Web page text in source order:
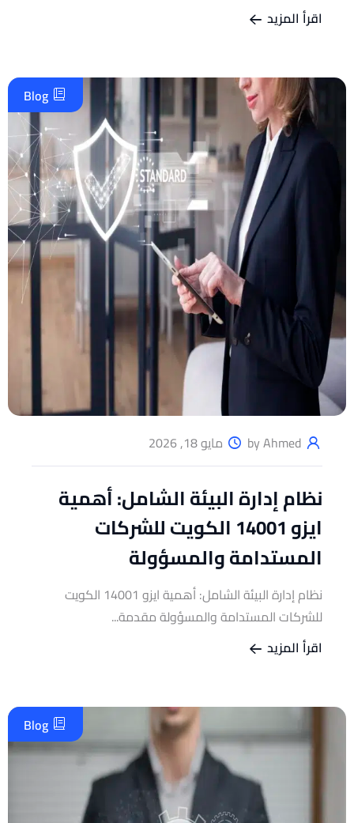
اقرأ المزيد
Blog
by Ahmed مايو 18, 2026
نظام إدارة البيئة الشامل: أهمية
ايزو 14001 الكويت للشركات
المستدامة والمسؤولة
نظام إدارة البيئة الشامل: أهمية ايزو 14001 الكويت
للشركات المستدامة والمسؤولة مقدمة...
اقرأ المزيد
Blog